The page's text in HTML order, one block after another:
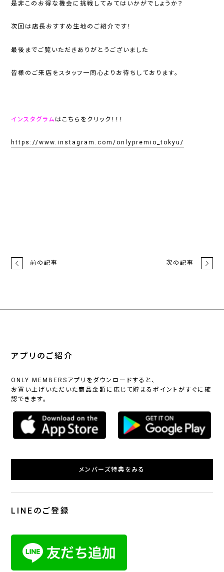
是非このお得な機会に挑戦してみてはいかがでしょうか？
次回は店長おすすめ生地のご紹介です！
最後までご覧いただきありがとうございました
皆様のご来店をスタッフ一同心よりお待ちしております。
インスタグラム はこちらをクリック！！！
https://www.instagram.com/onlypremio_tokyu/
前の記事 次の記事
アプリのご紹介
ONLY MEMBERSアプリをダウンロードすると、
お買い上げいただいた商品金額に応じて貯まるポイントがすぐに確
認できます。
メンバーズ特典をみる
LINEのご登録